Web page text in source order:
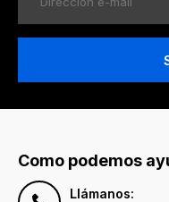
Como podemos
Llámanos: